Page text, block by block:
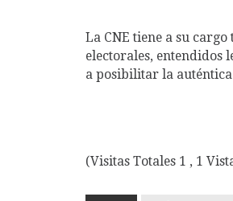
La CNE tiene a su
electorales, entendidos
a posibilitar la
(Visitas Totales 1 , 1